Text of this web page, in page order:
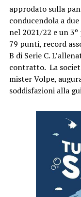
approdato sulla
conducendola a
nel 2021/22 e un
79 punti, record
B di Serie C.
contratto. La
mister Volpe,
soddisfazioni alla